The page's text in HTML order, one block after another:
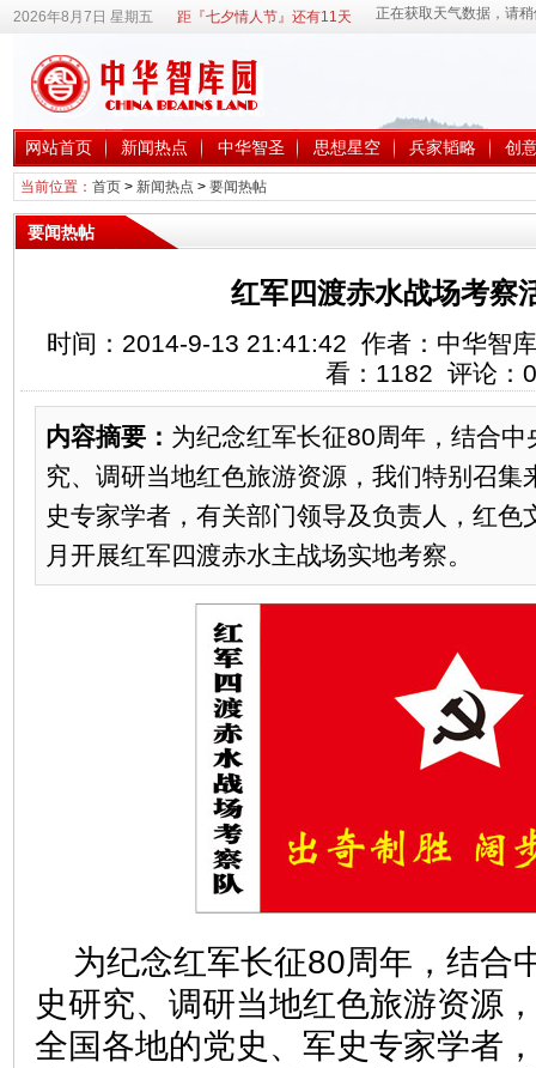
2026年8月7日 星期五 距『七夕情人节』还有11天
网站首页 新闻热点 中华智圣 思想星空 兵家韬略 创
当前位置： 首页> 新闻热点 > 要闻热帖
要闻热帖
红军四渡赤水战场考察
时间：2014-9-13 21:41:42 作者：中华智
看： 1182 评论： 0
内容摘要： 为纪念红军长征80周年，结合
究、调研当地红色旅游资源，我们特别召集
史专家学者，有关部门领导及负责人，红色
月开展红军四渡赤水主战场实地考察。
为纪念红军长征80周年，结合
史研究、调研当地红色旅游资源
全国各地的党史、军史专家学者